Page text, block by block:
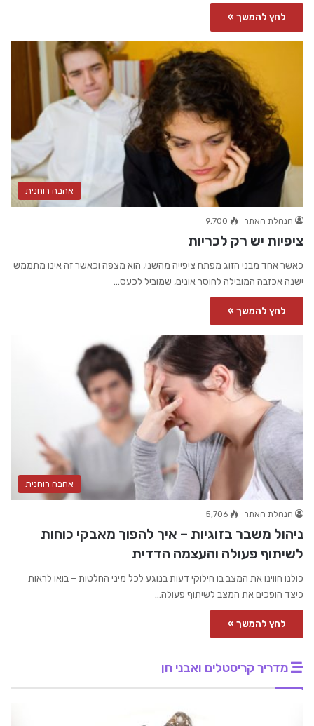
לחץ להמשך »
אהבה רוחנית
הנהלת האתר 9,700
ציפיות יש רק לכריות
כאשר אחד מבני הזוג מפתח ציפייה מהשני, הוא מצפה וכאשר זה אינו מתממש
ישנה אכזבה המובילה לחוסר אונים, שמוביל לכעס…
לחץ להמשך »
אהבה רוחנית
הנהלת האתר 5,706
ניהול משבר בזוגיות – איך להפוך מאבקי כוחות
לשיתוף פעולה והעצמה הדדית
כולנו חווינו את המצב בו חילוקי דעות בנוגע לכל מיני החלטות – בואו לראות
כיצד הופכים את המצב לשיתוף פעולה…
לחץ להמשך »
מדריך קריסטלים ואבני חן